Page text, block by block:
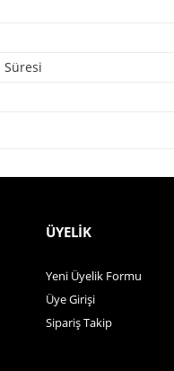
Süresi
ÜYELİK
Yeni Üyelik Formu
Üye Girişi
Sipariş Takip